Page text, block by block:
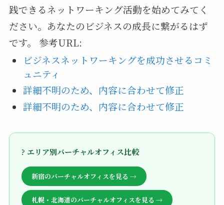
践できるネットワーキング活動を始めてみてく
ださい。あなたのビジネスの成長に繋がるはず
です。 参考URL:
ビジネスネットワーキングを成功させるコミ
ュニティ
詳細不明のため、内容に合わせて修正
詳細不明のため、内容に合わせて修正
? エリア別バーチャルオフィス比較
新宿のバーチャルオフィスを見る →
札幌・北海道のバーチャルオフィスを見る →